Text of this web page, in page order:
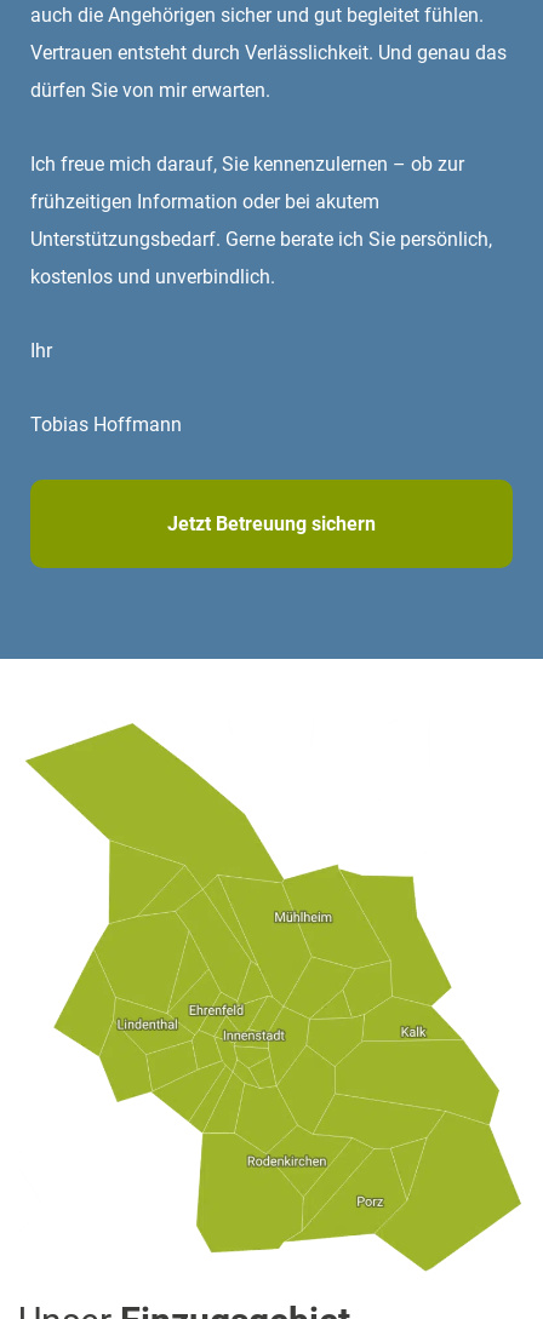
auch die Angehörigen sicher und gut begleitet fühlen.
Vertrauen entsteht durch Verlässlichkeit. Und genau das
dürfen Sie von mir erwarten.
Ich freue mich darauf, Sie kennenzulernen – ob zur
frühzeitigen Information oder bei akutem
Unterstützungsbedarf. Gerne berate ich Sie persönlich,
kostenlos und unverbindlich.
Ihr
Tobias Hoffmann
Jetzt Betreuung sichern